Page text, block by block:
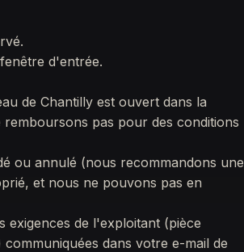
d'entrée.
de Chantilly est ouvert dans la
pas pour des conditions
ou annulé (nous recommandons une
et nous ne pouvons pas en
de l'exploitant (pièce
dans votre e-mail de